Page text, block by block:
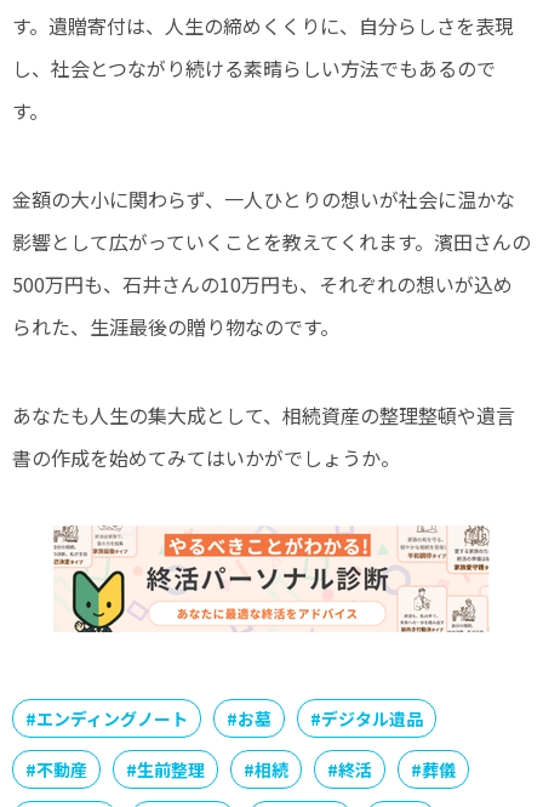
す。遺贈寄付は、人生の締めくくりに、自分らしさを表現
し、社会とつながり続ける素晴らしい方法でもあるので
す。
金額の大小に関わらず、一人ひとりの想いが社会に温かな
影響として広がっていくことを教えてくれます。濱田さんの
500万円も、石井さんの10万円も、それぞれの想いが込め
られた、生涯最後の贈り物なのです。
あなたも人生の集大成として、相続資産の整理整頓や遺言
書の作成を始めてみてはいかがでしょうか。
#エンディングノート #お墓 #デジタル遺品
#不動産 #生前整理 #相続 #終活 #葬儀